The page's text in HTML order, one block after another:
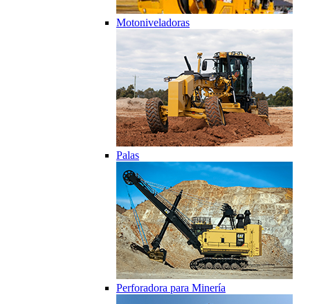
Motoniveladoras
Palas
Perforadora para Minería